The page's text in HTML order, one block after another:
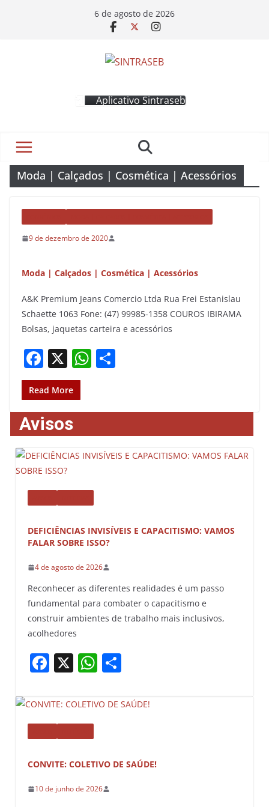
6 de agosto de 2026
Aplicativo Sintraseb
Moda | Calçados | Cosmética | Acessórios
9 de dezembro de 2020
Moda | Calçados | Cosmética | Acessórios
A&K Premium Jeans Comercio Ltda Rua Frei Estanislau
Schaette 1063 Fone: (47) 99985-1358 COUROS IBIRAMA
Bolsas, jaquetas carteira e acessórios
F
a
c
e
b
o
o
k
X W
s
A
p
e
Read More
Avisos
DEFICIÊNCIAS INVISÍVEIS E CAPACITISMO: VAMOS
FALAR SOBRE ISSO?
4 de agosto de 2026
Reconhecer as diferentes realidades é um passo
fundamental para combater o capacitismo e
construir ambientes de trabalho mais inclusivos,
acolhedores
F
c
e
b
o
k
X W
at
p
ar
CONVITE: COLETIVO DE SAÚDE!
10 de junho de 2026